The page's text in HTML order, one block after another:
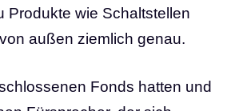
Produkte wie Schaltstellen
außen ziemlich genau.
Fonds hatten und